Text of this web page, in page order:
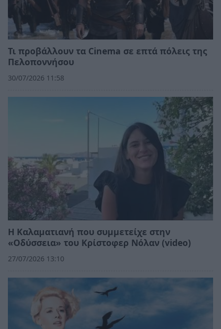
Τι προβάλλουν τα Cinema σε επτά πόλεις της
Πελοποννήσου
30/07/2026 11:58
Η Καλαματιανή που συμμετείχε στην
«Οδύσσεια» του Κρίστοφερ Νόλαν (video)
27/07/2026 13:10